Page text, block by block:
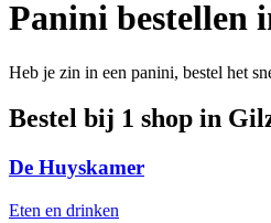
Panini bestellen
Heb je zin in een panini, bestel het
Bestel bij 1 shop in
De Huyskamer
Eten en drinken